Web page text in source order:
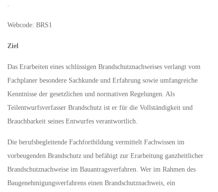
.
Webcode: BRS1
Ziel
Das Erarbeiten eines schlüssigen Brandschutznachweises verlangt vom
Fachplaner besondere Sachkunde und Erfahrung sowie umfangreiche
Kenntnisse der gesetzlichen und normativen Regelungen. Als
Teilentwurfsverfasser Brandschutz ist er für die Vollständigkeit und
Brauchbarkeit seines Entwurfes verantwortlich.
Die berufsbegleitende Fachfortbildung vermittelt Fachwissen im
vorbeugenden Brandschutz und befähigt zur Erarbeitung ganzheitlicher
Brandschutznachweise im Bauantragsverfahren. Wer im Rahmen des
Baugenehmigungsverfahrens einen Brandschutznachweis, ein